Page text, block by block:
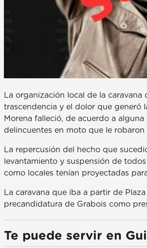
La organización local de la
trascendencia y el dolor que generó
Morena falleció, de acuerdo a
delincuentes en moto que le robaron
La repercusión del hecho que
levantamiento y suspensión de
como locales tenían proyectadas
La caravana que iba a partir de
precandidatura de Grabois como
Te puede servir en